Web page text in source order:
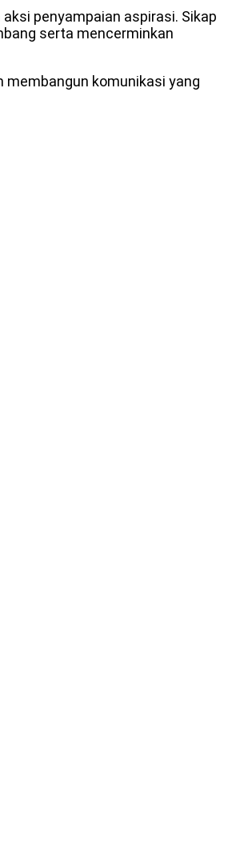
penyampaian aspirasi. Sikap
serta mencerminkan
membangun komunikasi yang